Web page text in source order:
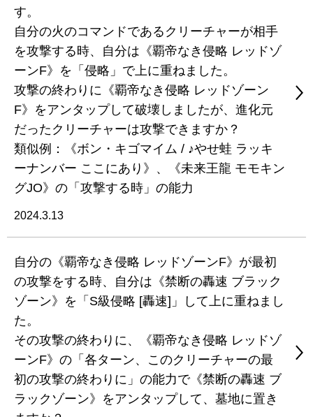
す。
自分の火のコマンドであるクリーチャーが相手
を攻撃する時、自分は《覇帝なき侵略 レッドゾ
ーンF》を「侵略」で上に重ねました。
攻撃の終わりに《覇帝なき侵略 レッドゾーン
F》をアンタップして破壊しましたが、進化元
だったクリーチャーは攻撃できますか？
類似例：《ボン・キゴマイム / ♪やせ蛙 ラッキ
ーナンバー ここにあり》、《未来王龍 モモキン
グJO》の「攻撃する時」の能力
2024.3.13
自分の《覇帝なき侵略 レッドゾーンF》が最初
の攻撃をする時、自分は《禁断の轟速 ブラック
ゾーン》を「S級侵略 [轟速]」して上に重ねまし
た。
その攻撃の終わりに、《覇帝なき侵略 レッドゾ
ーンF》の「各ターン、このクリーチャーの最
初の攻撃の終わりに」の能力で《禁断の轟速 ブ
ラックゾーン》をアンタップして、墓地に置き